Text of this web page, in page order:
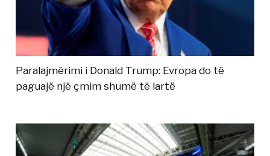
Paralajmërimi i Donald Trump: Evropa do të
paguajë një çmim shumë të lartë